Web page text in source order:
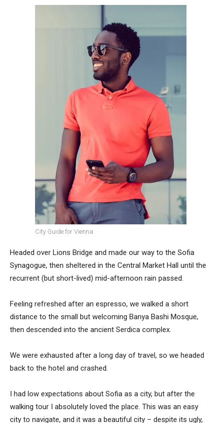
City Guide for Vienna
Headed over Lions Bridge and made our way to the Sofia
Synagogue, then sheltered in the Central Market Hall until the
recurrent (but short-lived) mid-afternoon rain passed.
Feeling refreshed after an espresso, we walked a short
distance to the small but welcoming Banya Bashi Mosque,
then descended into the ancient Serdica complex.
We were exhausted after a long day of travel, so we headed
back to the hotel and crashed.
I had low expectations about Sofia as a city, but after the
walking tour I absolutely loved the place. This was an easy
city to navigate, and it was a beautiful city – despite its ugly,